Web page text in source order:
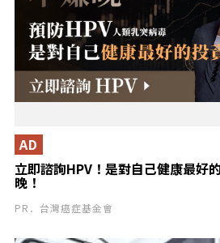
立即諮詢HPV！是對自己健康最好
晚！
AD
PR．台灣癌症基金會